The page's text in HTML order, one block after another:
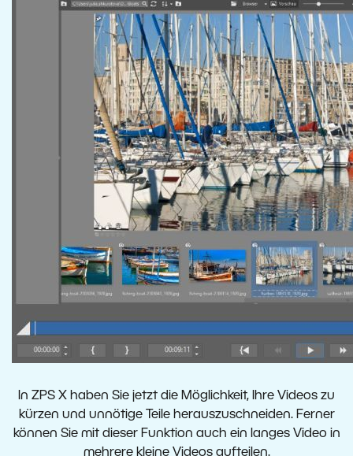
In ZPS X haben Sie jetzt die Möglichkeit, Ihre Videos zu
kürzen und unnötige Teile herauszuschneiden. Ferner
können Sie mit dieser Funktion auch ein langes Video in
mehrere kleine Videos aufteilen.